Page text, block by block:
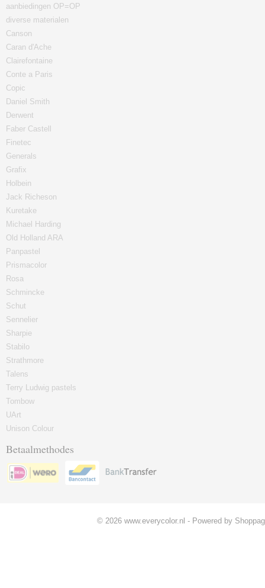
aanbiedingen OP=OP
diverse materialen
Canson
Caran d'Ache
Clairefontaine
Conte a Paris
Copic
Daniel Smith
Derwent
Faber Castell
Finetec
Generals
Grafix
Holbein
Jack Richeson
Kuretake
Michael Harding
Old Holland ARA
Panpastel
Prismacolor
Rosa
Schmincke
Schut
Sennelier
Sharpie
Stabilo
Strathmore
Talens
Terry Ludwig pastels
Tombow
UArt
Unison Colour
Betaalmethodes
© 2026 www.everycolor.nl - Powered by